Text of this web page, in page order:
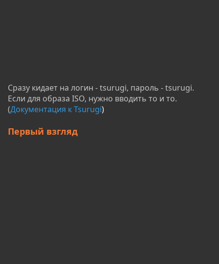
Сразу кидает на логин - tsurugi, пароль - tsurugi.
Если для образа ISO, нужно вводить то и то.
(Документация к Tsurugi)
Первый взгляд